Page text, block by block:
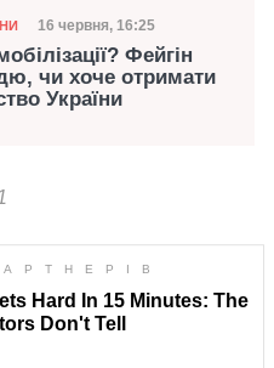
Дата публікації
16 червня, 16:25
Фейгін
чи хоче отримати
України